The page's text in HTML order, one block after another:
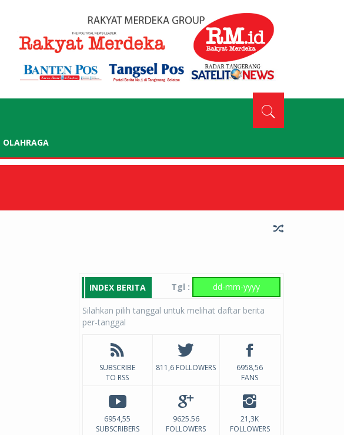
OLAHRAGA
INDEX BERITA Tgl :
Silahkan pilih tanggal untuk melihat daftar berita
per-tanggal
SUBSCRIBE
TO RSS
811,6 FOLLOWERS
6958,56
FANS
6954,55
SUBSCRIBERS
9625.56
FOLLOWERS
21,3K
FOLLOWERS